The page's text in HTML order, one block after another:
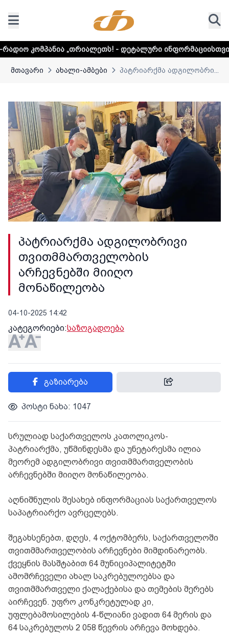
- დეტალური ინფორმაციისთვის დააკლიკეთ
მთავარი ახალი-ამბები პატრიარქმა ადგილობრი...
პატრიარქმა ადგილობრივი
თვითმმართველობის
არჩევნებში მიიღო
მონაწილეობა
04-10-2025 14:42
კატეგორიები:საზოგადოება
გაზიარება
პოსტი ნახა: 1047
სრულიად საქართველოს კათოლიკოს-
პატრიარქმა, უწმინდესმა და უნეტარესმა ილია
მეორემ ადგილობრივი თვითმმართველობის
არჩევნებში მიიღო მონაწილეობა.
აღნიშნულის შესახებ ინფორმაციას საქართველოს
საპატრიარქო ავრცელებს.
შეგახსენებთ, დღეს, 4 ოქტომბერს, საქართველოში
თვითმმართველობის არჩევნები მიმდინარეობს.
ქვეყნის მასშტაბით 64 მუნიციპალიტეტში
ამომრჩეველი ახალ საკრებულოებსა და
თვითმმართველი ქალაქებისა და თემების მერებს
აირჩევენ. უფრო კონკრეტულად კი,
უფლებამოსილების 4-წლიანი ვადით 64 მერის და
64 საკრებულოს 2 058 წევრის არჩევა მოხდება.